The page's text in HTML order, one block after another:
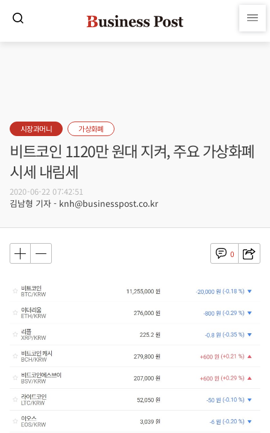
시장과머니 가상화폐
비트코인 1120만 원대 지켜, 주요 가상화폐
시세 내림세
2020-06-22 07:42:51
김남형 기자 - knh@businesspost.co.kr
0